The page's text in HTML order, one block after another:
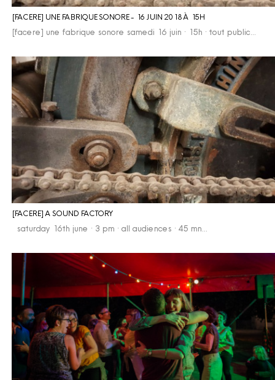
[FACERE] UNE FABRIQUE SONORE - 16 JUIN 2018 À 15H
[facere] une fabrique sonore samedi 16 juin · 15h · tout public…
[FACERE] A SOUND FACTORY
saturday 16th june · 3 pm · all audiences · 45 mn…